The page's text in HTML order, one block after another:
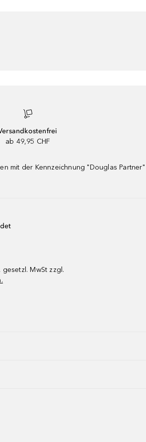
ab 49,95 CHF
mit der Kennzeichnung "Douglas
gesetzl. MwSt zzgl.